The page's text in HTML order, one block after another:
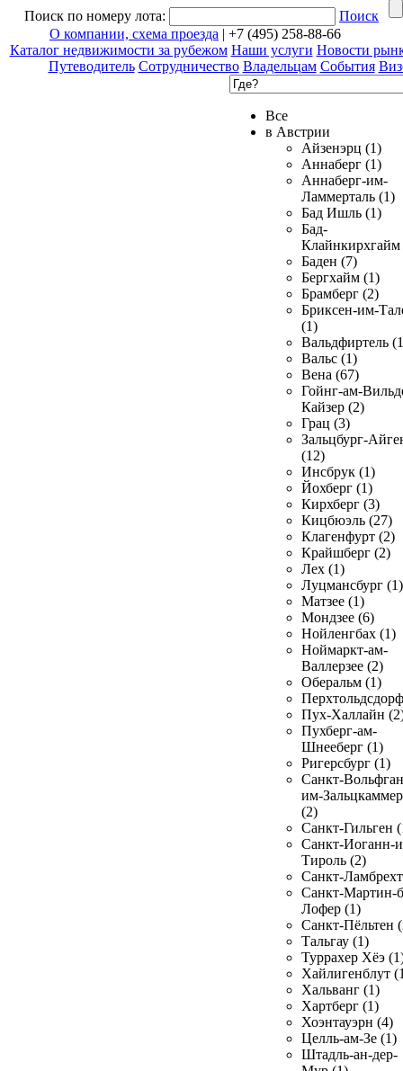
Поиск по номеру лота:
Поиск
О компании, схема проезда | +7 (495) 258-88-66
Каталог недвижимости за рубежом Наши услуги Новости
Путеводитель Сотрудничество Владельцам События
Все
в Австрии
Айзенэрц (1)
Аннаберг (1)
Аннаберг-им-
Ламмерталь (1)
Бад Ишль (1)
Бад-
Клайнкирхгайм
Баден (7)
Бергхайм (1)
Брамберг (2)
Бриксен-им-
(1)
Вальдфиртель
Вальс (1)
Вена (67)
Гойнг-ам-
Кайзер (2)
Грац (3)
Зальцбург-
(12)
Инсбрук (1)
Йохберг (1)
Кирхберг (3)
Кицбюэль (27)
Клагенфурт (2)
Крайшберг (2)
Лех (1)
Луцмансбург (1)
Матзее (1)
Мондзее (6)
Нойленгбах (1)
Ноймаркт-ам-
Валлерзее (2)
Оберальм (1)
Пух-Халлайн
Пухберг-ам-
Шнееберг (1)
Ригерсбург (1)
Санкт-
им-
(2)
Санкт-Гильген
Санкт-Иоганн-
Тироль (2)
Санкт-
Санкт-Мартин-
Лофер (1)
Санкт-Пёльтен
Тальгау (1)
Туррахер Хёэ
Хайлигенблут
Хальванг (1)
Хартберг (1)
Хоэнтауэрн (4)
Целль-ам-Зе (1)
Штадль-ан-дер-